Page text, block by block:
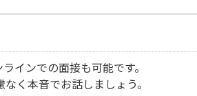
インでの面接も可能です。
く本音でお話しましょう。